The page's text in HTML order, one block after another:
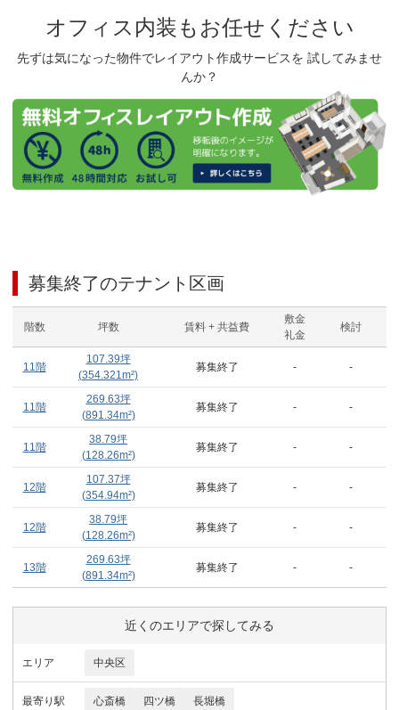
オフィス内装もお任せください
先ずは気になった物件でレイアウト作成サービスを 試してみませ
んか？
募集終了のテナント区画
階数 坪数 賃料 + 共益費
敷金
礼金
検討
11階
107.39坪
(354.321m²)
募集終了 - -
11階
269.63坪
(891.34m²)
募集終了 - -
11階
38.79坪
(128.26m²)
募集終了 - -
12階
107.37坪
(354.94m²)
募集終了 - -
12階
38.79坪
(128.26m²)
募集終了 - -
13階
269.63坪
(891.34m²)
募集終了 - -
近くのエリアで探してみる
エリア 中央区
最寄り駅 心斎橋 四ツ橋 長堀橋